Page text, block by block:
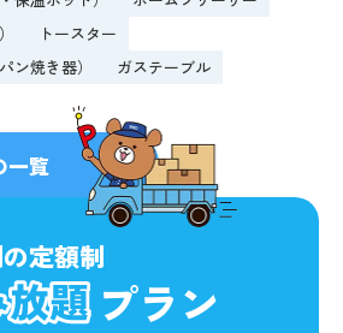
トースター
ン焼き器）
ガステーブル
一覧
定額制
プラン